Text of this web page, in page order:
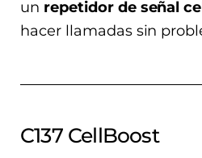
un repetidor de señal
hacer llamadas sin
C137 CellBoost